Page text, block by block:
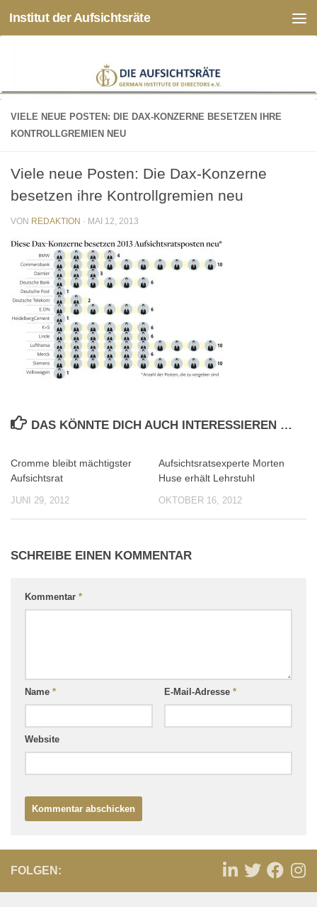
Zum Inhalt springen
Institut der Aufsichtsräte
VIELE NEUE POSTEN: DIE DAX-KONZERNE BESETZEN IHRE
KONTROLLGREMIEN NEU
Viele neue Posten: Die Dax-Konzerne
besetzen ihre Kontrollgremien neu
VON REDAKTION · MAI 12, 2013
DAS KÖNNTE DICH AUCH INTERESSIEREN …
Cromme bleibt mächtigster
Aufsichtsrat
JUNI 29, 2012
Aufsichtsratsexperte Morten
Huse erhält Lehrstuhl
OKTOBER 16, 2012
SCHREIBE EINEN KOMMENTAR
Kommentar *
Name * E-Mail-Adresse *
Website
FOLGEN: